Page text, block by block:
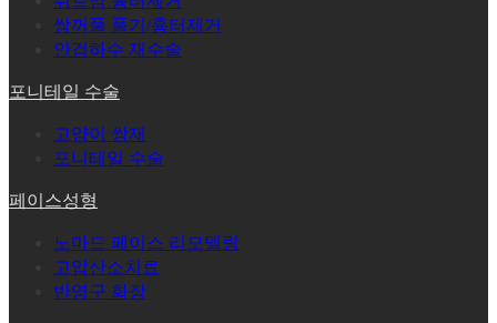
쌍꺼풀 풀기/흉터제거
안검하수 재수술
포니테일 수술
고양이 쌍재
포니테일 수술
페이스성형
노마드 페이스 리모델링
고압산소치료
반영구 화장